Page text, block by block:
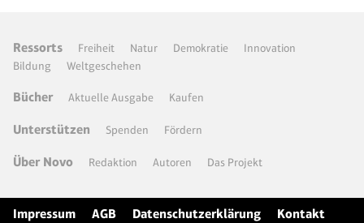
Ressorts Freiheit Natur Demokratie
Innovation
Bildung
Weltgeschehen
Bücher Aktuelle Ausgabe Kaufen
Unterstützen Spenden Fördern
Über Novo Redaktion Autoren Das Projekt
Impressum AGB Datenschutzerklärung Kontakt